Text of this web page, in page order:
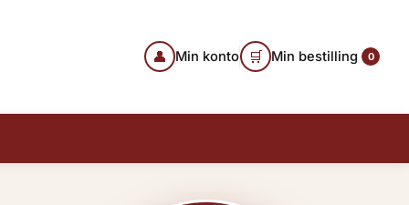
👤 Min konto 🛒 Min bestilling 0